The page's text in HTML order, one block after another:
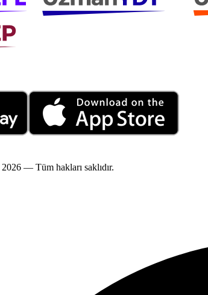
2026 — Tüm hakları saklıdır.